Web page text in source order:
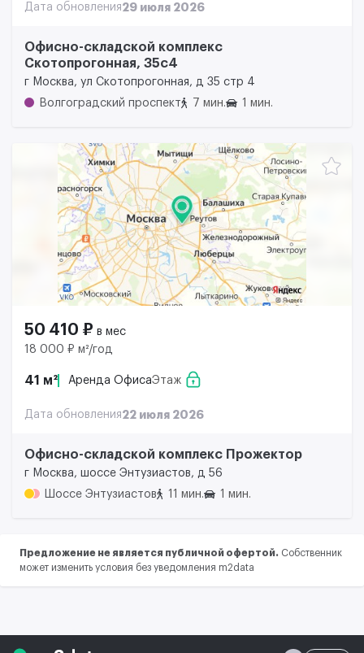
Дата обновления29 июля 2026
Офисно-складской комплекс
Скотопрогонная, 35с4
г Москва, ул Скотопрогонная, д 35 стр 4
Волгоградский проспект
7 мин. 1 мин.
50 410 ₽ в мес
18 000 ₽ м²/год
41 м² Аренда ОфисаЭтаж
Дата обновления22 июля 2026
Офисно-складской комплекс Прожектор
г Москва, шоссе Энтузиастов, д 56
Шоссе Энтузиастов
11 мин. 1 мин.
Предложение не является публичной офертой. Собственник
может изменить условия без уведомления m2data